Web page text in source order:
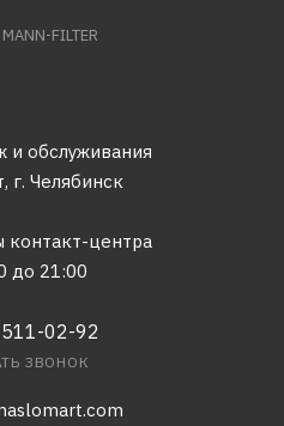
FILTER
и обслуживания
г. Челябинск
контакт-центра
до 21:00
02-92
ЗВОНОК